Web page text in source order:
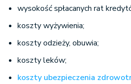
wysokość spłacanych rat
koszty wyżywienia;
koszty odzieży, obuwia;
koszty leków;
koszty ubezpieczenia